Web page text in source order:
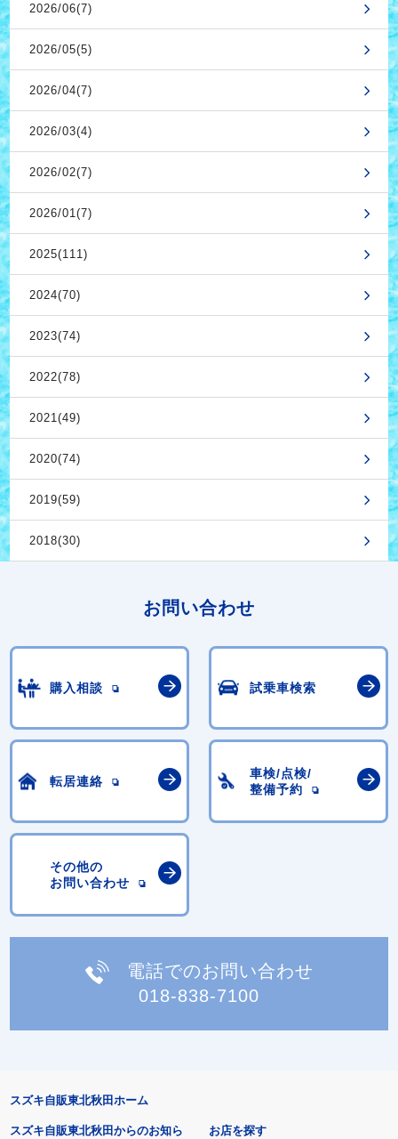
2026/06(7)
2026/05(5)
2026/04(7)
2026/03(4)
2026/02(7)
2026/01(7)
2025(111)
2024(70)
2023(74)
2022(78)
2021(49)
2020(74)
2019(59)
2018(30)
お問い合わせ
購入相談 試乗車検索
転居連絡
車検/点検/
整備予約
その他の
お問い合わせ
電話でのお問い合わせ
018-838-7100
スズキ自販東北秋田ホーム
スズキ自販東北秋田からのお知ら
お店を探す